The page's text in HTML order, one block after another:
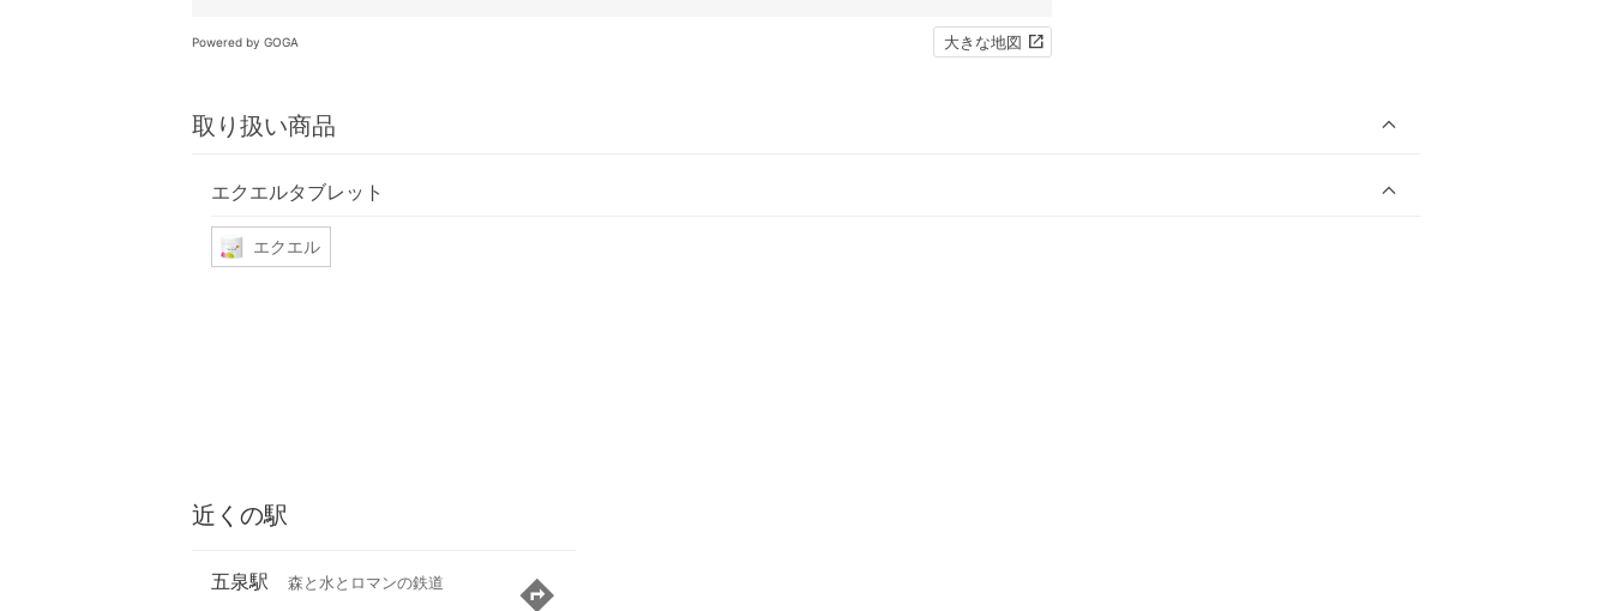
Powered by GOGA 大きな地図
取り扱い商品
エクエルタブレット
エクエル
近くの駅
五泉駅 森と水とロマンの鉄道